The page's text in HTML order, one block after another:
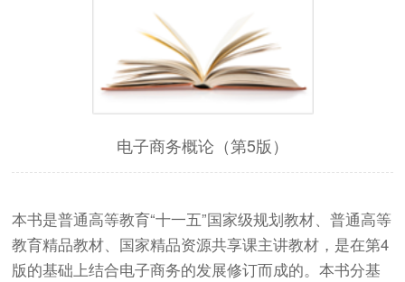
电子商务概论（第5版）
本书是普通高等教育“十一五”国家级规划教材、普通高等
教育精品教材、国家精品资源共享课主讲教材，是在第4
版的基础上结合电子商务的发展修订而成的。本书分基